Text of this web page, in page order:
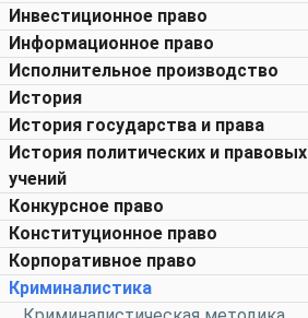
Инвестиционное право
Информационное право
Исполнительное производство
История
История государства и права
История политических и правовых
учений
Конкурсное право
Конституционное право
Корпоративное право
Криминалистика